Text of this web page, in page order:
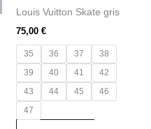
Louis Vuitton Skate gris
75,00 €
35 36 37
38
39
40 41
42
43
44 45
46
47
pueden
en
la
página
de